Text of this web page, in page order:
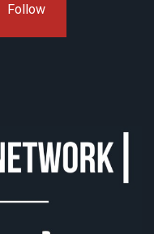
Follow